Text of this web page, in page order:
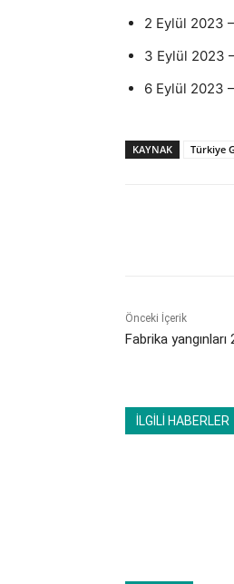
2 Eylül 2023
3 Eylül 2023
6 Eylül 2023
KAYNAK Türkiye
Önceki İçerik
Fabrika
İLGİLİ HABERLER